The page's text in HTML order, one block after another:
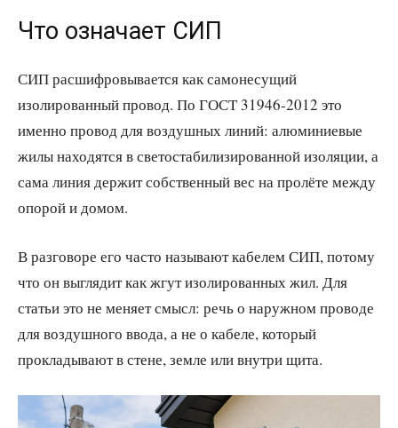
Что означает СИП
СИП расшифровывается как самонесущий
изолированный провод. По ГОСТ 31946-2012 это
именно провод для воздушных линий: алюминиевые
жилы находятся в светостабилизированной изоляции, а
сама линия держит собственный вес на пролёте между
опорой и домом.
В разговоре его часто называют кабелем СИП, потому
что он выглядит как жгут изолированных жил. Для
статьи это не меняет смысл: речь о наружном проводе
для воздушного ввода, а не о кабеле, который
прокладывают в стене, земле или внутри щита.